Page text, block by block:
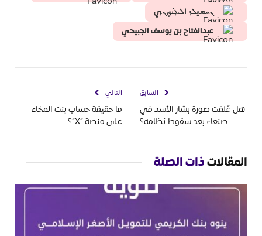
ܢܚܣيܠܙ ߊ‌ܠܥܼࡅ߭ࡐ‌ܢ̣ي
عبدالفتاح بن يوسف الجبيحي
السابق
هل عُلقت صورة بشار الأسد في
صنعاء بعد سقوط نظامه؟
التالي
ما حقيقة حساب بنت المخاء
على منصة “X”؟
المقالاتذات الصلة